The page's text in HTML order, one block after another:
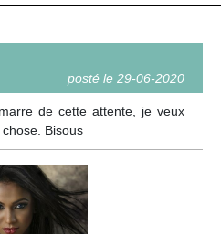
posté le 29-06-2020
de cette attente, je veux
Bisous